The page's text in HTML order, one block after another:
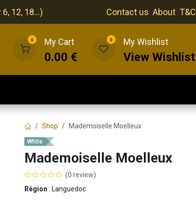
12, 18...) Contact us About T&C
0 My Cart
0.00 €
0 My Wishlist
View Wishlist
Shop Mademoiselle Moelleux
White
Mademoiselle Moelleux
(0 review)
Région : Languedoc